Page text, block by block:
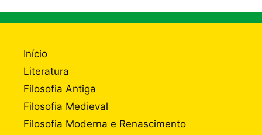
Início
Literatura
Filosofia Antiga
Filosofia Medieval
Filosofia Moderna e Renascimento